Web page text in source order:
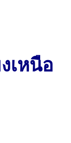
เหนือ